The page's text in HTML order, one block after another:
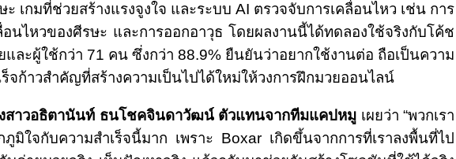
ะ เกมที่ช่วยสร้างแรงจูงใจ และระบบ AI ตรวจจับการเคลื่อนไหว เช่น การ
อนไหวของศีรษะ และการออกอาวุธ โดยผลงานนี้ได้ทดลองใช้จริงกับโค้ช
และผู้ใช้กว่า 71 คน ซึ่งกว่า 88.9% ยืนยันว่าอยากใช้งานต่อ ถือเป็นความ
ร็จก้าวสำคัญที่สร้างความเป็นไปได้ใหม่ให้วงการฝึกมวยออนไลน์
สาวอธิตานันท์ ธนโชคจินดาวัฒน์ ตัวแทนจากทีมแคปหมู เผยว่า “พวกเรา
ภูมิใจกับความสำเร็จนี้มาก เพราะ Boxar เกิดขึ้นจากการที่เราลงพื้นที่ไป